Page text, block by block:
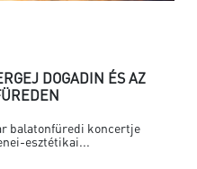
DOGADIN ÉS AZ
balatonfüredi koncertje
esztétikai...